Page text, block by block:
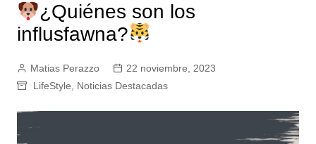
¿Quiénes son los
influsfawna?
Matias Perazzo
22 noviembre, 2023
LifeStyle
Noticias Destacadas